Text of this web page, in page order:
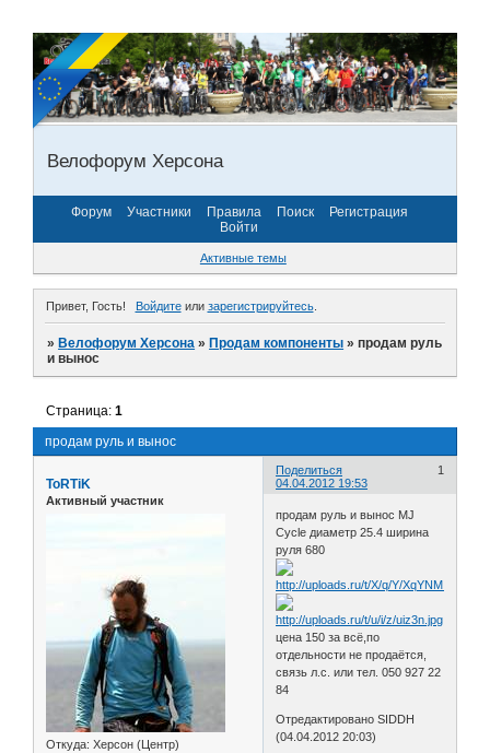
Велофорум Херсона
Форум Участники Правила Поиск
Регистрация
Войти
Активные темы
Привет, Гость! Войдитеили зарегистрируйтесь.
»Велофорум Херсона »Продам компоненты »продам руль
и вынос
продам руль и вынос
Страница:1
Поделиться
1
04.04.2012 19:53
ToRTiK
Активный участник
Откуда: Херсон (Центр)
продам руль и вынос MJ
Cycle диаметр 25.4 ширина
руля 680
цена 150 за всё,по
отдельности не продаётся,
связь л.с. или тел. 050 927 22
84
Отредактировано SIDDH
(04.04.2012 20:03)